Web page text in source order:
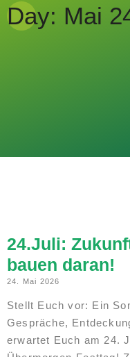
Day: Mai
24.Juli:
bauen daran!
24. Mai 2026
Stellt Euch vor: Ein
Gespräche,
erwartet Euch am 24.